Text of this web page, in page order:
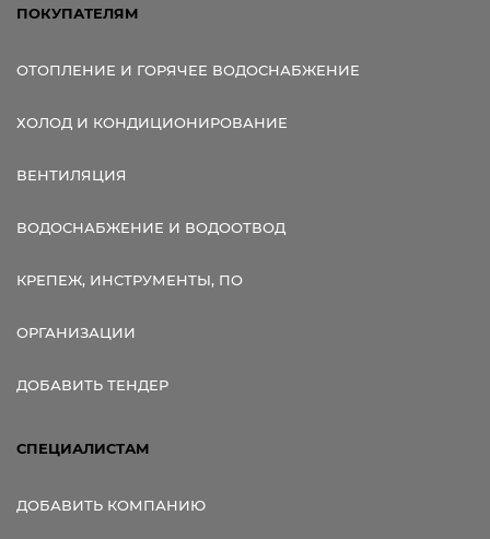
ПОКУПАТЕЛЯМ
ОТОПЛЕНИЕ И ГОРЯЧЕЕ ВОДОСНАБЖЕНИЕ
ХОЛОД И КОНДИЦИОНИРОВАНИЕ
ВЕНТИЛЯЦИЯ
ВОДОСНАБЖЕНИЕ И ВОДООТВОД
КРЕПЕЖ, ИНСТРУМЕНТЫ, ПО
ОРГАНИЗАЦИИ
ДОБАВИТЬ ТЕНДЕР
СПЕЦИАЛИСТАМ
ДОБАВИТЬ КОМПАНИЮ